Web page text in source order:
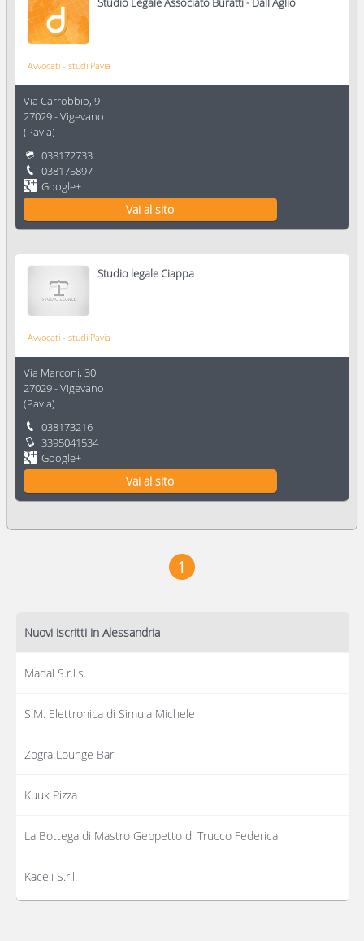
Avvocati - studi Pavia
Via Carrobbio, 9
27029-Vigevano
(Pavia)
038172733
038175897
Google+
Vai al sito
Studio legale Ciappa
Avvocati - studi Pavia
Via Marconi, 30
27029-Vigevano
(Pavia)
038173216
3395041534
Google+
Vai al sito
1
Nuovi iscritti in Alessandria
Madal S.r.l.s.
S.M. Elettronica di Simula Michele
Zogra Lounge Bar
Kuuk Pizza
La Bottega di Mastro Geppetto di Trucco Federica
Kaceli S.r.l.